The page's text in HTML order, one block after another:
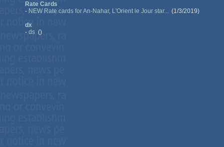
Rate Cards
- NEW Rate cards for An-Nahar, L'Orient le Jour star... (1/3/2019)
dx
- ds ()